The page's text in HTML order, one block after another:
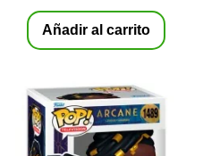
Añadir al carrito